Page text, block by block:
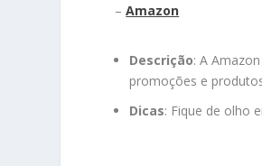
–Amazon
Descrição: A
promoções e
Dicas: Fique de olho